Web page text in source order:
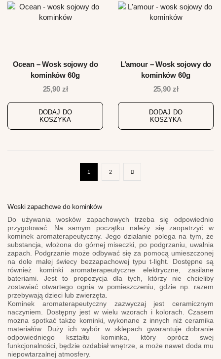
Ocean – Wosk sojowy do
kominków 60g
25,90 zł
DODAJ DO
KOSZYKA
L’amour – Wosk sojowy do
kominków 60g
25,90 zł
DODAJ DO
KOSZYKA
1 2
Woski zapachowe do kominków
Do używania wosków zapachowych trzeba się odpowiednio
przygotować. Na samym początku należy się zaopatrzyć w
kominek aromaterapeutyczny. Jego działanie polega na tym, że
substancja, włożona do górnej miseczki, po podgrzaniu, uwalnia
zapach. Podgrzanie może odbywać się za pomocą umieszczonej
na dole małej świecy bezzapachowej typu t-light. Dostępne są
również kominki aromaterapeutyczne elektryczne, zasilane
bateriami. Jest to propozycja dla tych, którzy nie chcieliby
zostawiać otwartego ognia w pomieszczeniu, gdzie np. razem
przebywają dzieci lub zwierzęta.
Kominek aromaterapeutyczny zazwyczaj jest ceramicznym
naczyniem. Dostępny jest w wielu wzorach i kolorach. Czasem
można spotkać także kominki, wykonane z innych niż ceramika
materiałów. Duży ich wybór w sklepach gwarantuje dobranie
odpowiedniego kształtu kominka, który oprócz swej
funkcjonalności, będzie ozdabiał wnętrze, a może nawet doda mu
niepowtarzalnej atmosfery.